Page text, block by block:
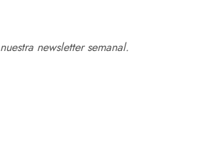
nuestra newsletter semanal.